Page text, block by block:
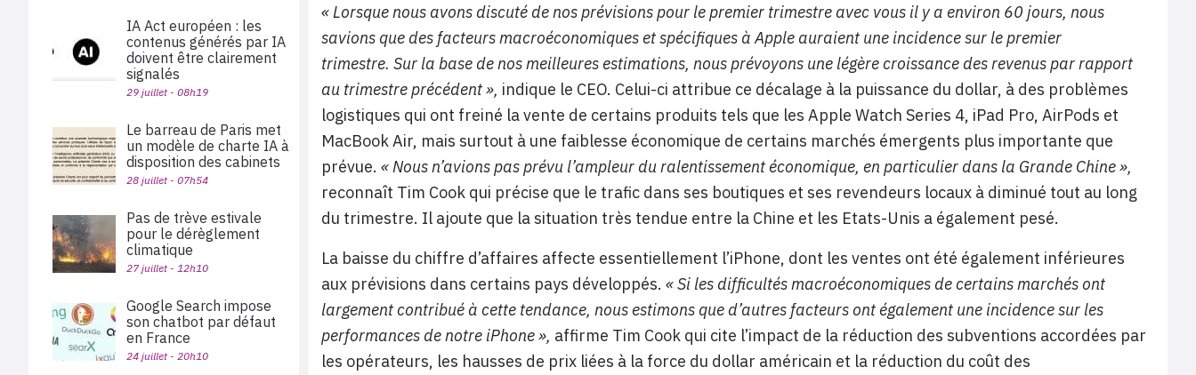
« Lorsque nous avons discuté de nos prévisions pour le premier trimestre avec vous il y a environ 60 jours, nous
savions que des facteurs macroéconomiques et spécifiques à Apple auraient une incidence sur le premier
trimestre. Sur la base de nos meilleures estimations, nous prévoyons une légère croissance des revenus par rapport
au trimestre précédent », indique le CEO. Celui-ci attribue ce décalage à la puissance du dollar, à des problèmes
logistiques qui ont freiné la vente de certains produits tels que les Apple Watch Series 4, iPad Pro, AirPods et
MacBook Air, mais surtout à une faiblesse économique de certains marchés émergents plus importante que
prévue. « Nous n’avions pas prévu l’ampleur du ralentissement économique, en particulier dans la Grande Chine »,
reconnaît Tim Cook qui précise que le trafic dans ses boutiques et ses revendeurs locaux à diminué tout au long
du trimestre. Il ajoute que la situation très tendue entre la Chine et les Etats-Unis a également pesé.
La baisse du chiffre d’affaires affecte essentiellement l’iPhone, dont les ventes ont été également inférieures
aux prévisions dans certains pays développés. « Si les difficultés macroéconomiques de certains marchés ont
largement contribué à cette tendance, nous estimons que d’autres facteurs ont également une incidence sur les
performances de notre iPhone », affirme Tim Cook qui cite l’impact de la réduction des subventions accordées par
les opérateurs, les hausses de prix liées à la force du dollar américain et la réduction du coût des
IA Act européen : les
contenus générés par IA
doivent être clairement
signalés
29 juillet - 08h19
Le barreau de Paris met
un modèle de charte IA à
disposition des cabinets
28 juillet - 07h54
Pas de trève estivale
pour le dérèglement
climatique
27 juillet - 12h10
Google Search impose
son chatbot par défaut
en France
24 juillet - 20h10